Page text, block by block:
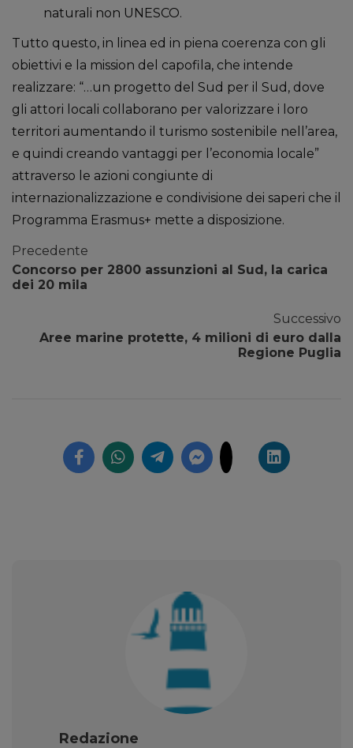
naturali non UNESCO.
Tutto questo, in linea ed in piena coerenza con gli
obiettivi e la mission del capofila, che intende
realizzare: “…un progetto del Sud per il Sud, dove
gli attori locali collaborano per valorizzare i loro
territori aumentando il turismo sostenibile nell’area,
e quindi creando vantaggi per l’economia locale”
attraverso le azioni congiunte di
internazionalizzazione e condivisione dei saperi che il
Programma Erasmus+ mette a disposizione.
Precedente
Concorso per 2800 assunzioni al Sud, la carica
dei 20 mila
Successivo
Aree marine protette, 4 milioni di euro dalla
Regione Puglia
Redazione